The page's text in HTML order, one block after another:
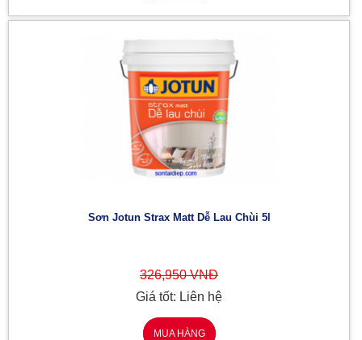
Sơn Jotun Strax Matt Dễ Lau Chùi 5l
326,950 VNĐ
Giá tốt: Liên hệ
MUA HÀNG